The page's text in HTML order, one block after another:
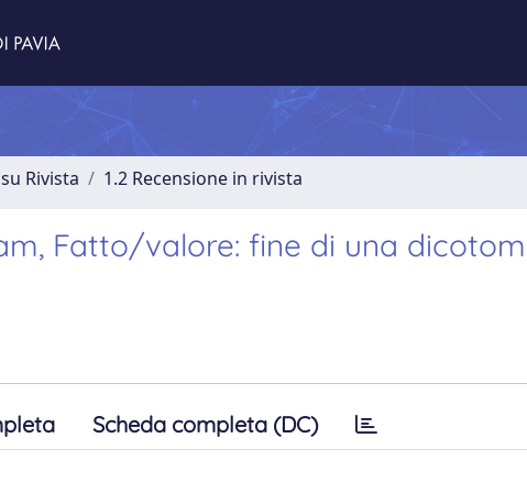
Rivista 1.2 Recensione in rivista
Fatto/valore: fine di una
Scheda completa (DC)